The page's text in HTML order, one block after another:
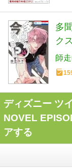
多
ク
師
ディズニー ツ
NOVEL
アする